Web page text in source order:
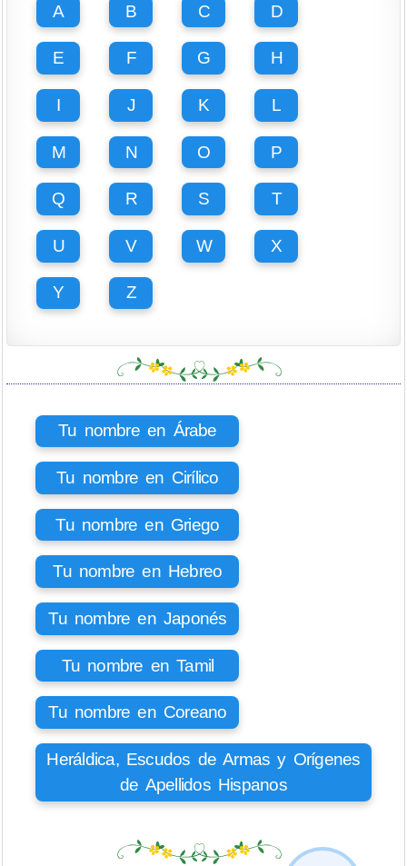
A B C D
E F G H
I J K L
M N O P
Q R S T
U V W X
Y Z
Tu nombre en Árabe
Tu nombre en Cirílico
Tu nombre en Griego
Tu nombre en Hebreo
Tu nombre en Japonés
Tu nombre en Tamil
Tu nombre en Coreano
Heráldica, Escudos de Armas y Orígenes
de Apellidos Hispanos